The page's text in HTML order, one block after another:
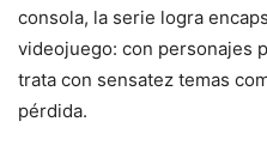
consola, la serie logra
videojuego: con personajes
trata con sensatez temas
pérdida.